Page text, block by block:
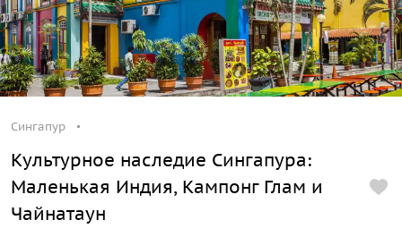
Сингапур
Культурное наследие Сингапура:
Маленькая Индия, Кампонг Глам и
Чайнатаун